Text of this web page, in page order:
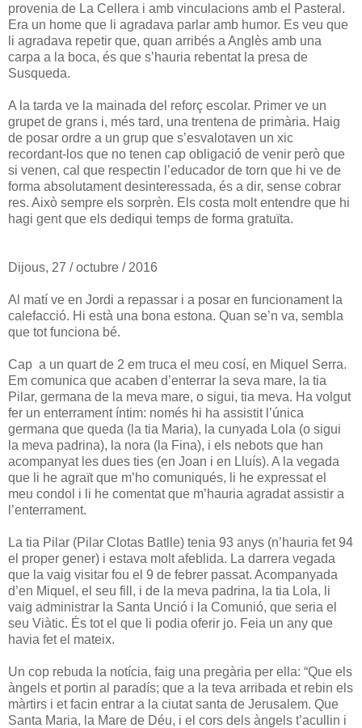
provenia de La Cellera i amb vinculacions amb el Pasteral.
Era un home que li agradava parlar amb humor. Es veu que
li agradava repetir que, quan arribés a Anglès amb una
carpa a la boca, és que s’hauria rebentat la presa de
Susqueda.
A la tarda ve la mainada del reforç escolar. Primer ve un
grupet de grans i, més tard, una trentena de primària. Haig
de posar ordre a un grup que s’esvalotaven un xic
recordant-los que no tenen cap obligació de venir però que
si venen, cal que respectin l’educador de torn que hi ve de
forma absolutament desinteressada, és a dir, sense cobrar
res. Això sempre els sorprèn. Els costa molt entendre que hi
hagi gent que els dediqui temps de forma gratuïta.
Dijous, 27 / octubre / 2016
Al matí ve en Jordi a repassar i a posar en funcionament la
calefacció. Hi està una bona estona. Quan se’n va, sembla
que tot funciona bé.
Cap a un quart de 2 em truca el meu cosí, en Miquel Serra.
Em comunica que acaben d’enterrar la seva mare, la tia
Pilar, germana de la meva mare, o sigui, tia meva. Ha volgut
fer un enterrament íntim: només hi ha assistit l’única
germana que queda (la tia Maria), la cunyada Lola (o sigui
la meva padrina), la nora (la Fina), i els nebots que han
acompanyat les dues ties (en Joan i en Lluís). A la vegada
que li he agraït que m’ho comuniqués, li he expressat el
meu condol i li he comentat que m’hauria agradat assistir a
l’enterrament.
La tia Pilar (Pilar Clotas Batlle) tenia 93 anys (n’hauria fet 94
el proper gener) i estava molt afeblida. La darrera vegada
que la vaig visitar fou el 9 de febrer passat. Acompanyada
d’en Miquel, el seu fill, i de la meva padrina, la tia Lola, li
vaig administrar la Santa Unció i la Comunió, que seria el
seu Viàtic. És tot el que li podia oferir jo. Feia un any que
havia fet el mateix.
Un cop rebuda la notícia, faig una pregària per ella: “Que els
àngels et portin al paradís; que a la teva arribada et rebin els
màrtirs i et facin entrar a la ciutat santa de Jerusalem. Que
Santa Maria, la Mare de Déu, i el cors dels àngels t’acullin i